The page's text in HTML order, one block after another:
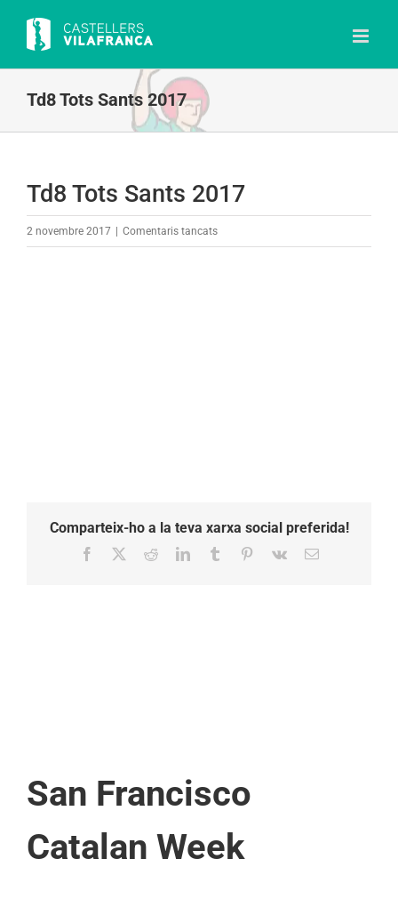
content
Td8 Tots Sants 2017
Td8 Tots Sants 2017
2 novembre 2017 Comentaris tancatsa
Comparteix-ho a la teva xarxa social preferida!
Facebook RedditLinkedInTumblr Pinterest
Vk Email:
San Francisco
Catalan Week